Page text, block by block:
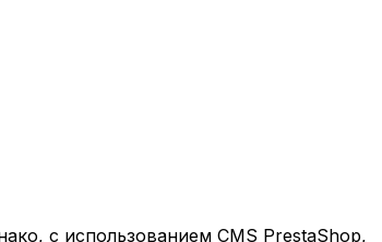
с использованием CMS PrestaShop,